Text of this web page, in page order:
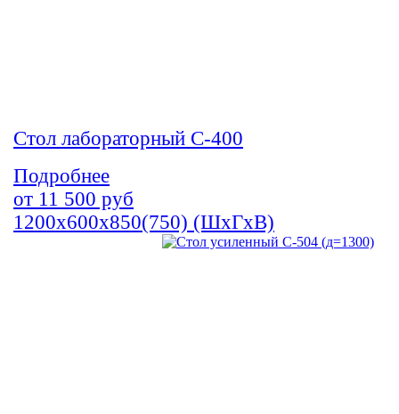
Стол лабораторный С-400
Подробнее
от 11 500 руб
1200х600х850(750) (ШхГхВ)